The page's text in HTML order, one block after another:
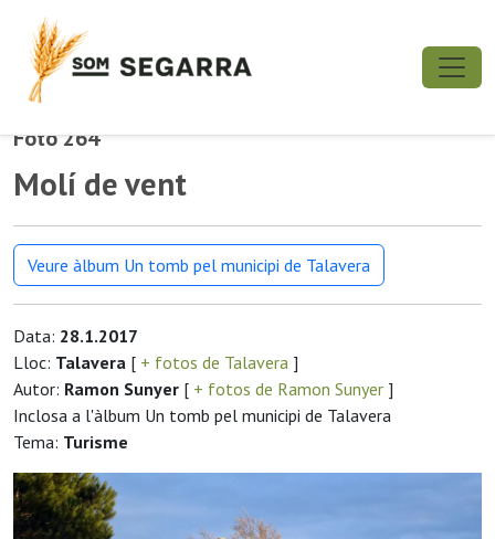
Foto 264
Molí de vent
Veure àlbum Un tomb pel municipi de Talavera
Data: 28.1.2017
Lloc: Talavera [ + fotos de Talavera ]
Autor: Ramon Sunyer [ + fotos de Ramon Sunyer ]
Inclosa a l'àlbum Un tomb pel municipi de Talavera
Tema: Turisme